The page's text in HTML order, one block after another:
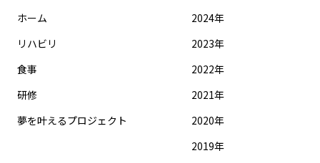
ホーム
リハビリ
食事
研修
夢を叶えるプロジェクト
2024年
2023年
2022年
2021年
2020年
2019年